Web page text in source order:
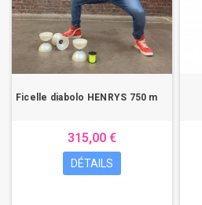
Ficelle diabolo HENRYS 750 m
315,00 €
DÉTAILS